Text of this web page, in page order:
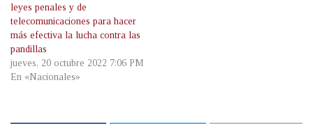
leyes penales y de
telecomunicaciones para hacer
más efectiva la lucha contra las
pandillas
jueves, 20 octubre 2022 7:06 PM
En «Nacionales»